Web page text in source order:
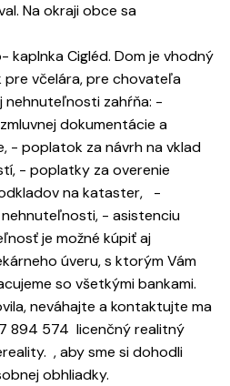
Na okraji obce sa
kaplnka Cigléd. Dom je vhodný
pre včelára, pre chovateľa
zahŕňa: -
dokumentácie a
- poplatok za návrh na vklad
- poplatky za overenie
na kataster, -
- asistenciu
je možné kúpiť aj
úveru, s ktorým Vám
so všetkými bankami.
neváhajte a kontaktujte ma
894 574 licenčný realitný
, aby sme si dohodli
obhliadky.